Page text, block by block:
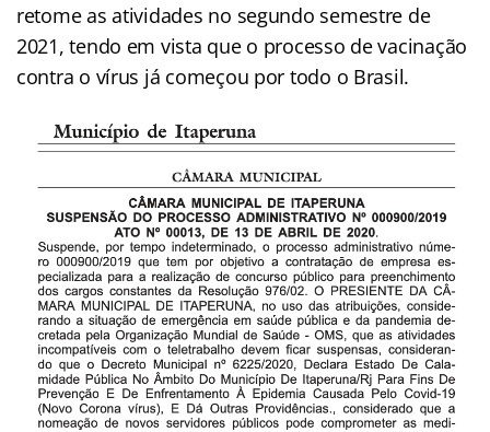
retome as atividades no segundo semestre de
2021, tendo em vista que o processo de vacinação
contra o vírus já começou por todo o Brasil.